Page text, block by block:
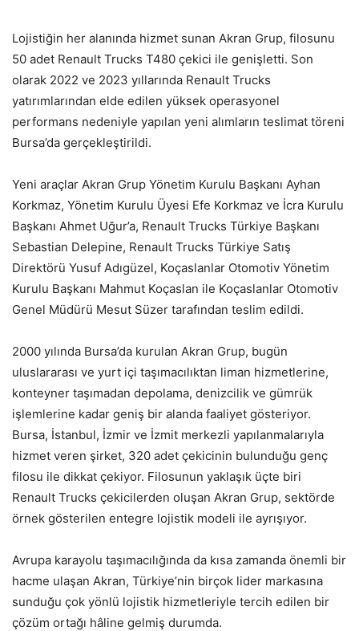
Lojistiğin her alanında hizmet sunan Akran Grup, filosunu
50 adet Renault Trucks T480 çekici ile genişletti. Son
olarak 2022 ve 2023 yıllarında Renault Trucks
yatırımlarından elde edilen yüksek operasyonel
performans nedeniyle yapılan yeni alımların teslimat töreni
Bursa’da gerçekleştirildi.
Yeni araçlar Akran Grup Yönetim Kurulu Başkanı Ayhan
Korkmaz, Yönetim Kurulu Üyesi Efe Korkmaz ve İcra Kurulu
Başkanı Ahmet Uğur’a, Renault Trucks Türkiye Başkanı
Sebastian Delepine, Renault Trucks Türkiye Satış
Direktörü Yusuf Adıgüzel, Koçaslanlar Otomotiv Yönetim
Kurulu Başkanı Mahmut Koçaslan ile Koçaslanlar Otomotiv
Genel Müdürü Mesut Süzer tarafından teslim edildi.
2000 yılında Bursa’da kurulan Akran Grup, bugün
uluslararası ve yurt içi taşımacılıktan liman hizmetlerine,
konteyner taşımadan depolama, denizcilik ve gümrük
işlemlerine kadar geniş bir alanda faaliyet gösteriyor.
Bursa, İstanbul, İzmir ve İzmit merkezli yapılanmalarıyla
hizmet veren şirket, 320 adet çekicinin bulunduğu genç
filosu ile dikkat çekiyor. Filosunun yaklaşık üçte biri
Renault Trucks çekicilerden oluşan Akran Grup, sektörde
örnek gösterilen entegre lojistik modeli ile ayrışıyor.
Avrupa karayolu taşımacılığında da kısa zamanda önemli bir
hacme ulaşan Akran, Türkiye’nin birçok lider markasına
sunduğu çok yönlü lojistik hizmetleriyle tercih edilen bir
çözüm ortağı hâline gelmiş durumda.